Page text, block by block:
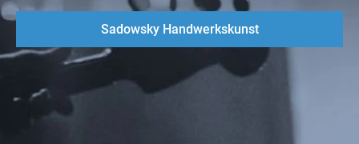
Sadowsky Handwerkskunst